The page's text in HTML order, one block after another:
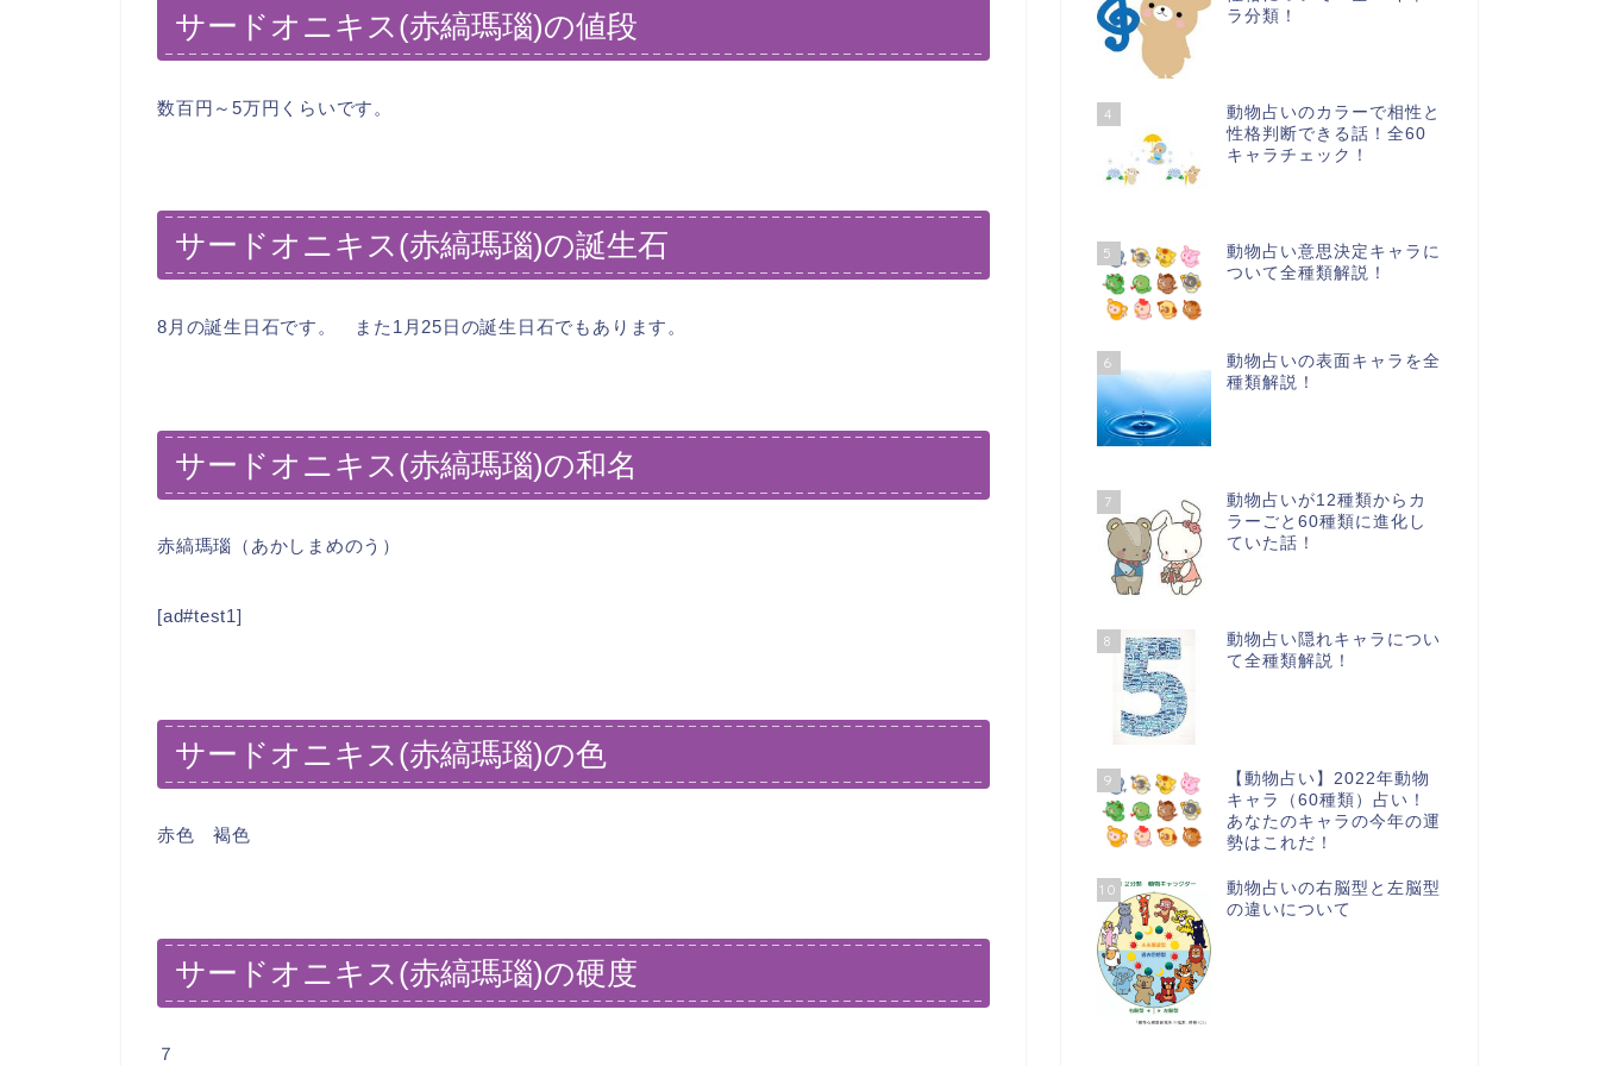
サードオニキス(赤縞瑪瑙)の値段
数百円～5万円くらいです。
サードオニキス(赤縞瑪瑙)の誕生石
8月の誕生日石です。 また1月25日の誕生日石でもあります。
サードオニキス(赤縞瑪瑙)の和名
赤縞瑪瑙（あかしまめのう）
[ad#test1]
サードオニキス(赤縞瑪瑙)の色
赤色 褐色
サードオニキス(赤縞瑪瑙)の硬度
７
ラ分類！
4
動物占いのカラーで相性と
性格判断できる話！全60
キャラチェック！
5
動物占い意思決定キャラに
ついて全種類解説！
6
動物占いの表面キャラを全
種類解説！
7
動物占いが12種類からカ
ラーごと60種類に進化し
ていた話！
8
動物占い隠れキャラについ
て全種類解説！
9
【動物占い】2022年動物
キャラ（60種類）占い！
あなたのキャラの今年の運
勢はこれだ！
10
動物占いの右脳型と左脳型
の違いについて